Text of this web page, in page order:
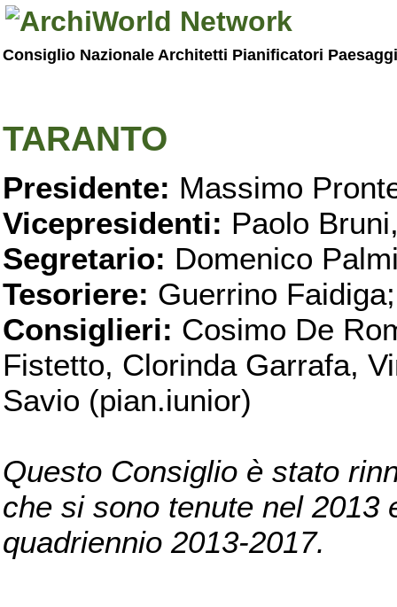
Consiglio Nazionale Architetti Pianificatori
TARANTO
Presidente: Massimo
Vicepresidenti: Paolo
Segretario: Domenico
Tesoriere: Guerrino Faidiga;
Consiglieri: Cosimo De
Fistetto, Clorinda Garrafa,
Savio (pian.iunior)
Questo Consiglio è stato
che si sono tenute nel 2013
quadriennio 2013-2017.